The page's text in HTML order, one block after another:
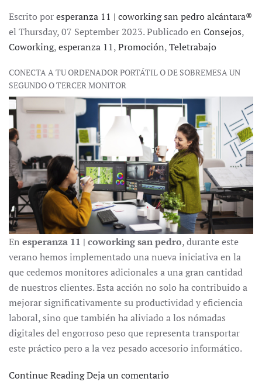
Escrito poresperanza 11 | coworking san pedro alcántara®
el Thursday, 07 September 2023. Publicado en Consejos,
Coworking,esperanza 11,Promoción,Teletrabajo
CONECTA A TU ORDENADOR PORTÁTIL O DE SOBREMESA UN
SEGUNDO O TERCER MONITOR
En esperanza 11 | coworking san pedro, durante este
verano hemos implementado una nueva iniciativa en la
que cedemos monitores adicionales a una gran cantidad
de nuestros clientes. Esta acción no solo ha contribuido a
mejorar significativamente su productividad y eficiencia
laboral, sino que también ha aliviado a los nómadas
digitales del engorroso peso que representa transportar
este práctico pero a la vez pesado accesorio informático.
Continue ReadingDeja un comentario